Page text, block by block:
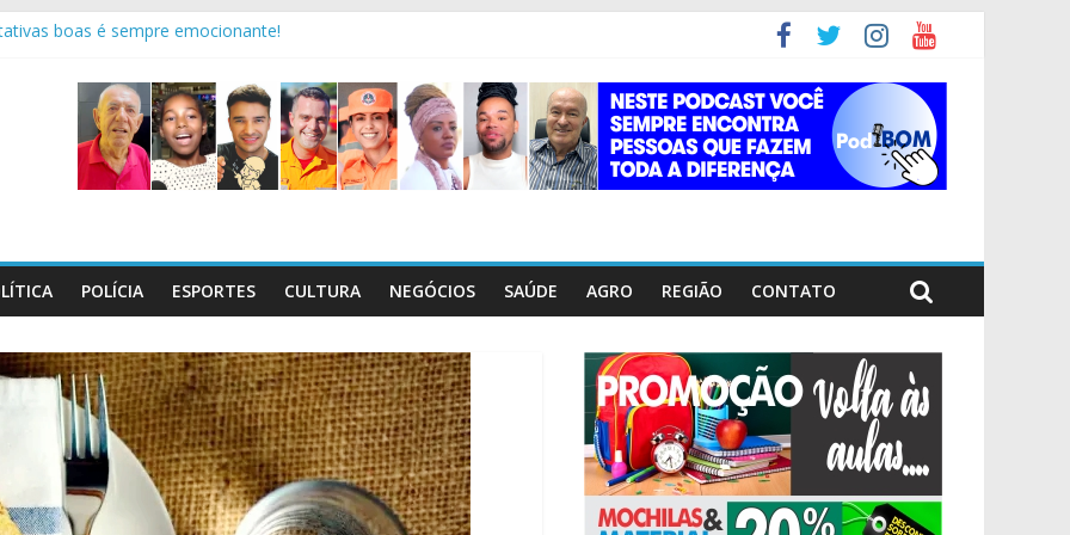
boas é sempre emocionante!
95 anos do 7° Batalhão
Dia C, que será realizado em 29/8
maços de cigarros contrabandeados
POLÍCIA ESPORTES CULTURA NEGÓCIOS SAÚDE AGRO REGIÃO CONTATO